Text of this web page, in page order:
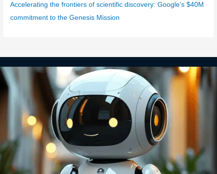
Accelerating the frontiers of scientific discovery: Google’s $40M
commitment to the Genesis Mission